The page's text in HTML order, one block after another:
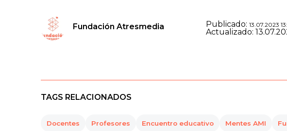
Fundación Atresmedia Publicado: 13.07.2023
Actualizado:
TAGS RELACIONADOS
Docentes Profesores Encuentro educativo Mentes AMI